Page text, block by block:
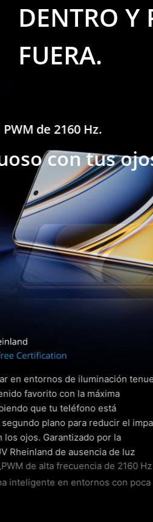
DENTRO Y
FUERA.
automáticos y
Hasta 20 000 niveles de
brillo perfecto. El ajuste de
funciona en segundo plano
de ajuste en entornos con
consecuencia, de modo que
de brillo perfecto en el